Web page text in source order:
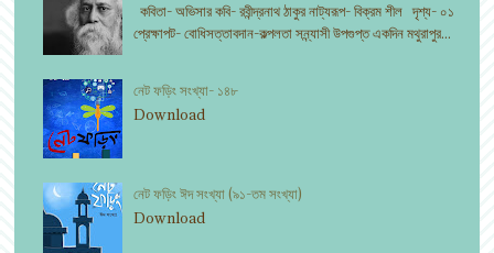
কবিতা- অভিসার কবি- রবীন্দ্রনাথ ঠাকুর নাট্যরূপ- বিক্রম শীল দৃশ্য- ০১
প্রেক্ষাপট- বোধিসত্তাবদান-কল্পলতা সন্ন্যাসী উপগুপ্ত একদিন মথুরাপুর...
নেট ফড়িং সংখ্যা- ১৪৮
Download
নেট ফড়িং ঈদ সংখ্যা (৯১-তম সংখ্যা)
Download